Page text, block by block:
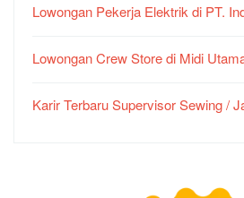
Lowongan Pekerja Elektrik di PT.
Lowongan Crew Store di Midi
Karir Terbaru Supervisor Sewing /